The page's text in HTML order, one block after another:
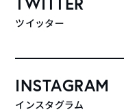
ツイッター
INSTAGRAM
インスタグラム